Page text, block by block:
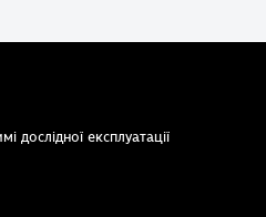
дослідної експлуатації